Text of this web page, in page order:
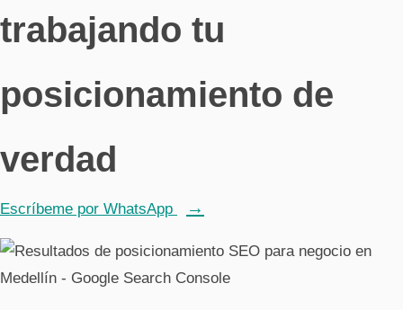
Para empresas
Restaurantes y tiendas
trabajando tu
posicionamiento de
verdad
Escríbeme por WhatsApp